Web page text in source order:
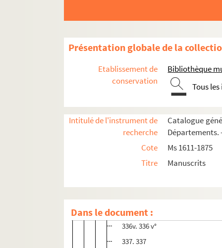
Présentation globale de la
Etablissement de
conservation
Bibliothèque
Tous
Intitulé de l'instrument de
recherche
Catalogue
Départements.
Cote
Ms 1611-1875
Titre
Manuscrits
Dans le document :
330v. 330 v°
331v. 331 v°
333. 333
333v. 333 v°
334. 334
334v. 334 v°
336. 336
336v. 336 v°
337. 337